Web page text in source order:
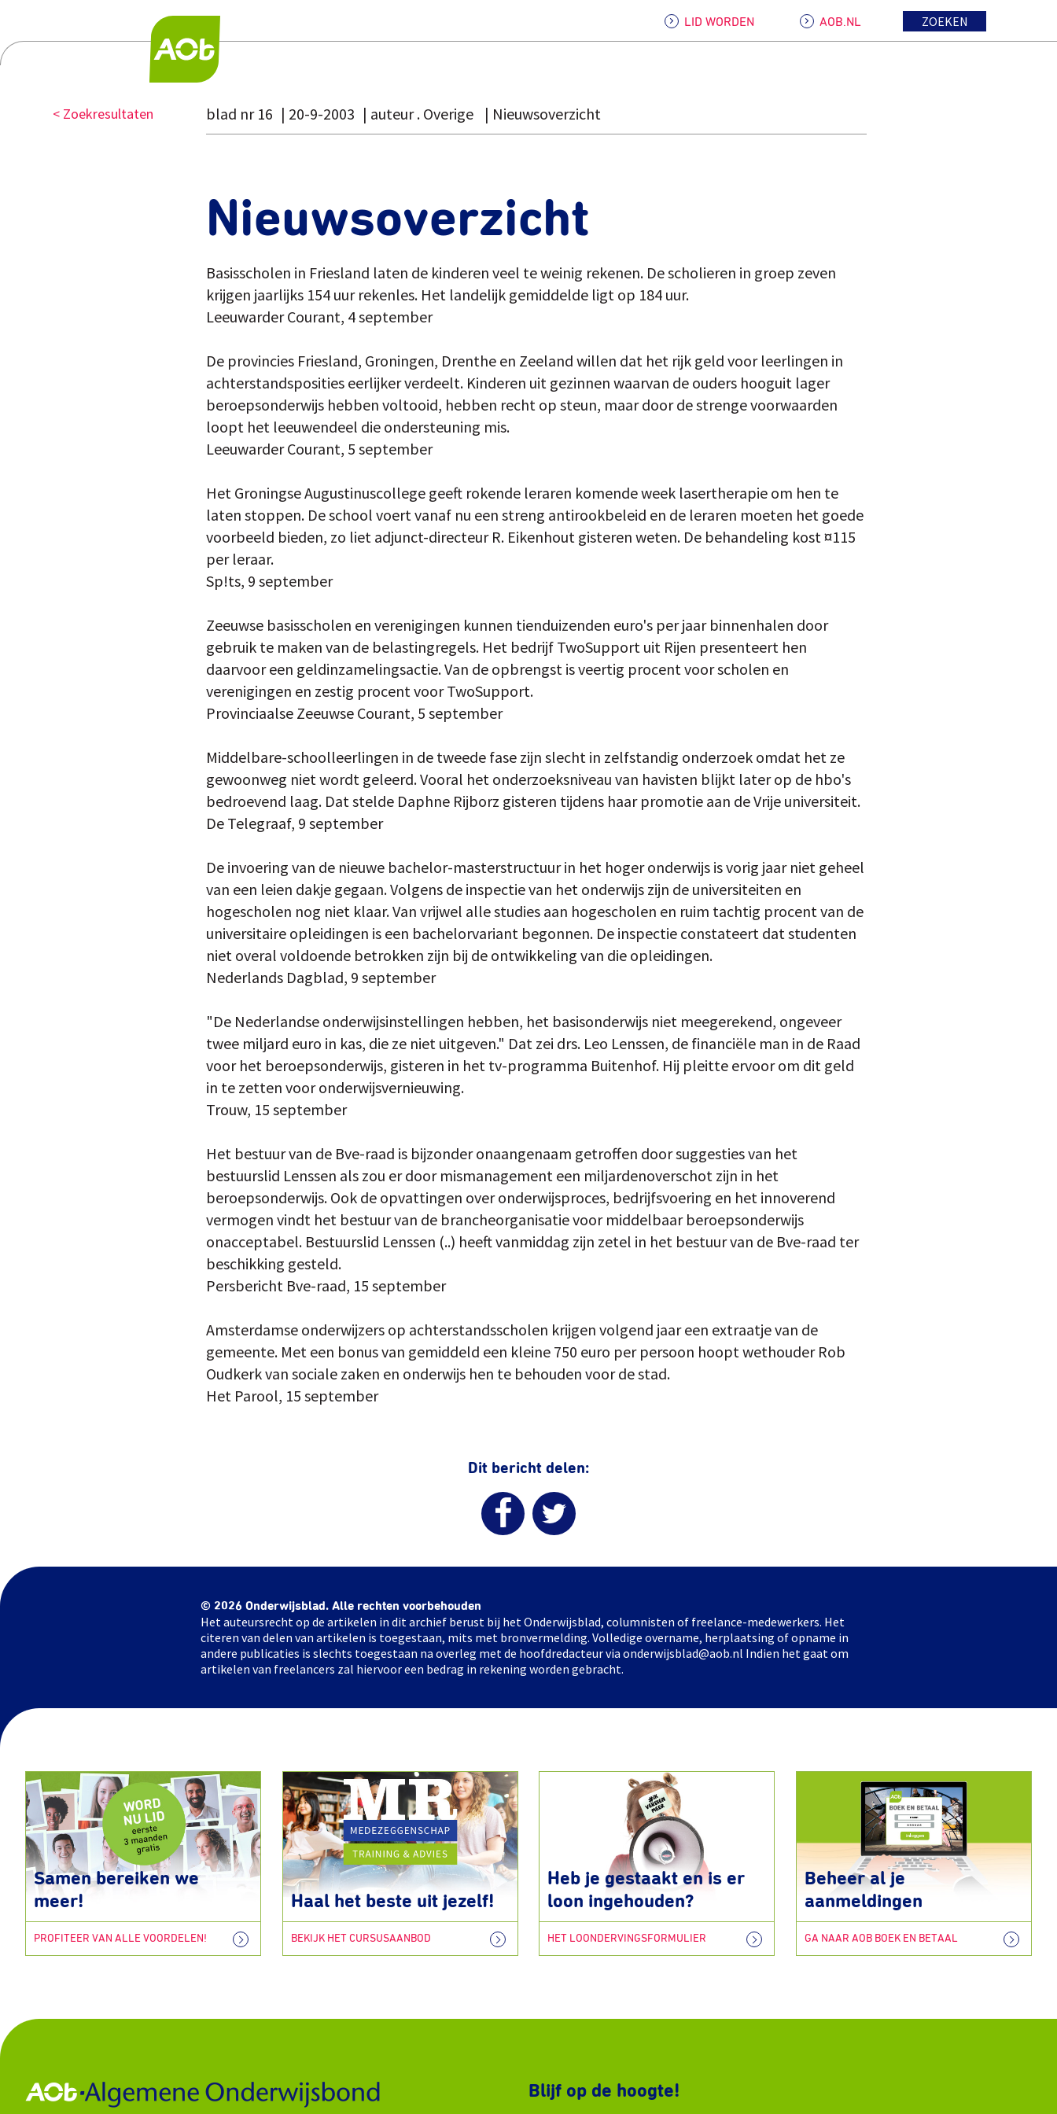
LID WORDEN AOB.NL ZOEKEN
< Zoekresultaten blad nr 16 20-9-2003 auteur . Overige Nieuwsoverzicht
Nieuwsoverzicht
Basisscholen in Friesland laten de kinderen veel te weinig rekenen. De scholieren in groep zeven
krijgen jaarlijks 154 uur rekenles. Het landelijk gemiddelde ligt op 184 uur.
Leeuwarder Courant, 4 september
De provincies Friesland, Groningen, Drenthe en Zeeland willen dat het rijk geld voor leerlingen in
achterstandsposities eerlijker verdeelt. Kinderen uit gezinnen waarvan de ouders hooguit lager
beroepsonderwijs hebben voltooid, hebben recht op steun, maar door de strenge voorwaarden
loopt het leeuwendeel die ondersteuning mis.
Leeuwarder Courant, 5 september
Het Groningse Augustinuscollege geeft rokende leraren komende week lasertherapie om hen te
laten stoppen. De school voert vanaf nu een streng antirookbeleid en de leraren moeten het goede
voorbeeld bieden, zo liet adjunct-directeur R. Eikenhout gisteren weten. De behandeling kost ¤115
per leraar.
Sp!ts, 9 september
Zeeuwse basisscholen en verenigingen kunnen tienduizenden euro's per jaar binnenhalen door
gebruik te maken van de belastingregels. Het bedrijf TwoSupport uit Rijen presenteert hen
daarvoor een geldinzamelingsactie. Van de opbrengst is veertig procent voor scholen en
verenigingen en zestig procent voor TwoSupport.
Provinciaalse Zeeuwse Courant, 5 september
Middelbare-schoolleerlingen in de tweede fase zijn slecht in zelfstandig onderzoek omdat het ze
gewoonweg niet wordt geleerd. Vooral het onderzoeksniveau van havisten blijkt later op de hbo's
bedroevend laag. Dat stelde Daphne Rijborz gisteren tijdens haar promotie aan de Vrije universiteit.
De Telegraaf, 9 september
De invoering van de nieuwe bachelor-masterstructuur in het hoger onderwijs is vorig jaar niet geheel
van een leien dakje gegaan. Volgens de inspectie van het onderwijs zijn de universiteiten en
hogescholen nog niet klaar. Van vrijwel alle studies aan hogescholen en ruim tachtig procent van de
universitaire opleidingen is een bachelorvariant begonnen. De inspectie constateert dat studenten
niet overal voldoende betrokken zijn bij de ontwikkeling van die opleidingen.
Nederlands Dagblad, 9 september
"De Nederlandse onderwijsinstellingen hebben, het basisonderwijs niet meegerekend, ongeveer
twee miljard euro in kas, die ze niet uitgeven." Dat zei drs. Leo Lenssen, de financiële man in de Raad
voor het beroepsonderwijs, gisteren in het tv-programma Buitenhof. Hij pleitte ervoor om dit geld
in te zetten voor onderwijsvernieuwing.
Trouw, 15 september
Het bestuur van de Bve-raad is bijzonder onaangenaam getroffen door suggesties van het
bestuurslid Lenssen als zou er door mismanagement een miljardenoverschot zijn in het
beroepsonderwijs. Ook de opvattingen over onderwijsproces, bedrijfsvoering en het innoverend
vermogen vindt het bestuur van de brancheorganisatie voor middelbaar beroepsonderwijs
onacceptabel. Bestuurslid Lenssen (..) heeft vanmiddag zijn zetel in het bestuur van de Bve-raad ter
beschikking gesteld.
Persbericht Bve-raad, 15 september
Amsterdamse onderwijzers op achterstandsscholen krijgen volgend jaar een extraatje van de
gemeente. Met een bonus van gemiddeld een kleine 750 euro per persoon hoopt wethouder Rob
Oudkerk van sociale zaken en onderwijs hen te behouden voor de stad.
Het Parool, 15 september
Dit bericht delen:
© 2026 Onderwijsblad. Alle rechten voorbehouden
Het auteursrecht op de artikelen in dit archief berust bij het Onderwijsblad, columnisten of freelance-medewerkers. Het
citeren van delen van artikelen is toegestaan, mits met bronvermelding. Volledige overname, herplaatsing of opname in
andere publicaties is slechts toegestaan na overleg met de hoofdredacteur via onderwijsblad@aob.nl Indien het gaat om
artikelen van freelancers zal hiervoor een bedrag in rekening worden gebracht.
Samen bereiken we
meer!
PROFITEER VAN ALLE VOORDELEN!
Haal het beste uit jezelf!
BEKIJK HET CURSUSAANBOD
Heb je gestaakt en is er
loon ingehouden?
HET LOONDERVINGSFORMULIER
Beheer al je
aanmeldingen
GA NAAR AOB BOEK EN BETAAL
Blijf op de hoogte!